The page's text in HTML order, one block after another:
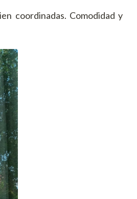
coordinadas. Comodidad y